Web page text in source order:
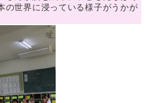
の世界に浸っている様子がうかが